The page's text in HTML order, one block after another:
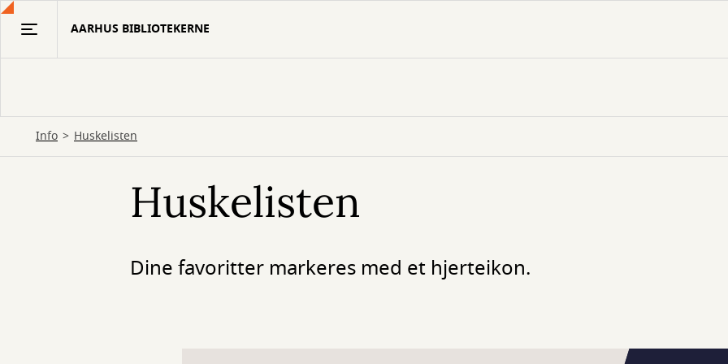
Gå
AARHUS BIBLIOTEKERNE
Info Huskelisten
Huskelisten
Dine favoritter markeres med et hjerteikon.